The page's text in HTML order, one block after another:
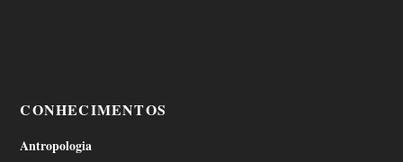
CONHECIMENTOS
Antropologia